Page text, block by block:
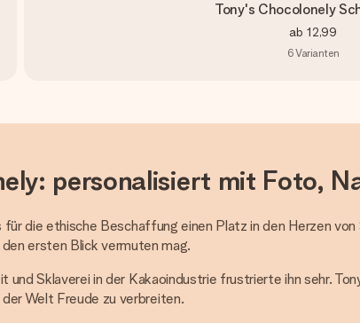
Tony's Chocolonely
ab 12,99
6Varianten
personalisiert mit Foto,
die ethische Beschaffung einen Platz in den Herzen
ersten Blick vermuten mag.
Sklaverei in der Kakaoindustrie frustrierte ihn sehr.
Welt Freude zu verbreiten.